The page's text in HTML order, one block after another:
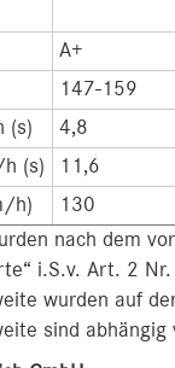
A+
147-159
(s)
4,8
(s)
11,6
h)
130
nach dem
i.S.v. Art. 2
wurden auf
sind